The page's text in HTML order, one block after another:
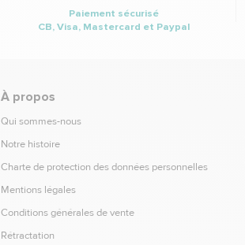
Paiement sécurisé
CB, Visa, Mastercard et Paypal
À propos
Qui sommes-nous
Notre histoire
Charte de protection des données personnelles
Mentions légales
Conditions générales de vente
Rétractation